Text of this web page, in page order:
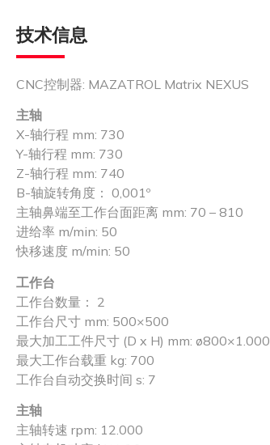
技术信息
CNC控制器: MAZATROL Matrix NEXUS
主轴
X-轴行程 mm: 730
Y-轴行程 mm: 730
Z-轴行程 mm: 740
B-轴旋转角度： 0,001º
主轴鼻端至工作台面距离 mm: 70 – 810
进给率 m/min: 50
快移速度 m/min: 50
工作台
工作台数量： 2
工作台尺寸 mm: 500×500
最大加工工件尺寸 (D x H) mm: ø800×1.000
最大工作台载重 kg: 700
工作台自动交换时间 s: 7
主轴
主轴转速 rpm: 12.000